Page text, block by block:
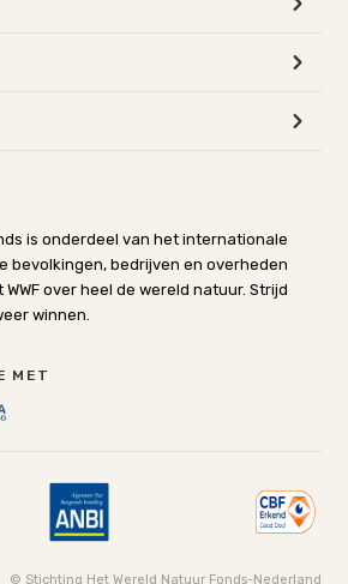
is onderdeel van het internationale
bevolkingen, bedrijven en overheden
over heel de wereld natuur. Strijd
winnen.
MET
© Stichting Het Wereld Natuur Fonds-Nederland